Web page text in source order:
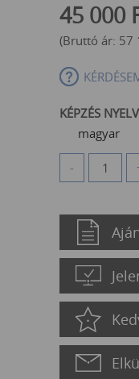
45 000
(Bruttó ár: 57
KÉPZÉS
magyar
-